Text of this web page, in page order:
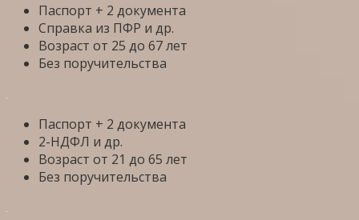
Паспорт + 2 документа
Справка из ПФР и др.
Возраст от 25 до 67 лет
Без поручительства
Паспорт + 2 документа
2-НДФЛ и др.
Возраст от 21 до 65 лет
Без поручительства